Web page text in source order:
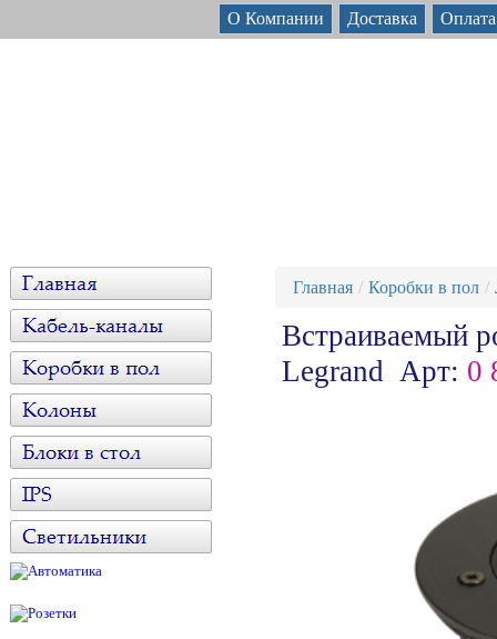
Встраиваемый
Legrand Арт: 0
Главная Коробки в пол
О Компании Доставка Оплата